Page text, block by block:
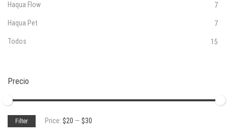
Haqua Flow 7
Haqua Pet 7
Todos 15
Precio
Min
MaxFilter Price: $20 — $30